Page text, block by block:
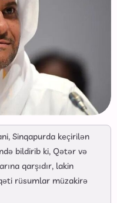
Sinqapurda keçirilən
bildirib ki, Qətər və
qarşıdır, lakin
rüsumlar müzakirə